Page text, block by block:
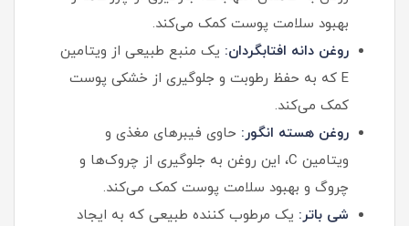
بهبود سلامت پوست کمک می‌کند.
روغن دانه افتابگردان: یک منبع طبیعی از ویتامین
E که به حفظ رطوبت و جلوگیری از خشکی پوست
کمک می‌کند.
روغن هسته انگور: حاوی فیبرهای مغذی و
ویتامین C، این روغن به جلوگیری از چروک‌ها و
چروگ و بهبود سلامت پوست کمک می‌کند.
شی باتر: یک مرطوب کننده طبیعی که به ایجاد